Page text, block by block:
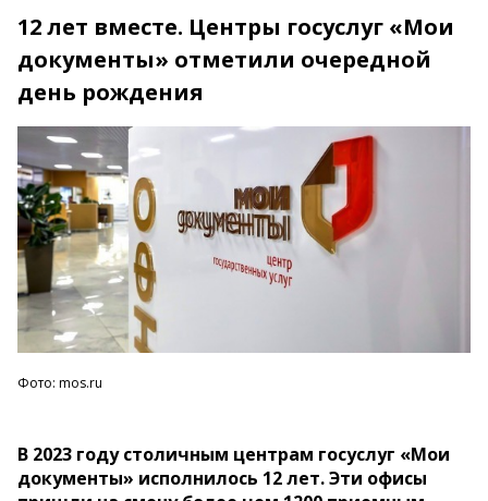
12 лет вместе. Центры госуслуг «Мои
документы» отметили очередной
день рождения
Фото: mos.ru
В 2023 году столичным центрам госуслуг «Мои
документы» исполнилось 12 лет. Эти офисы